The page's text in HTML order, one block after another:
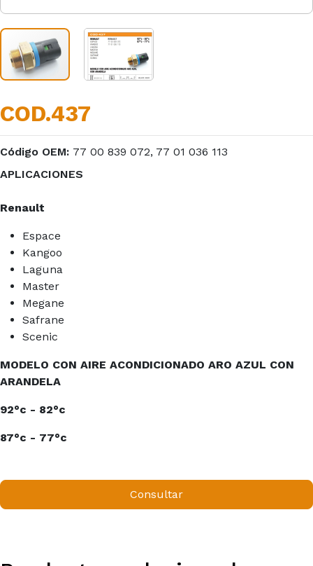
COD.437
Código OEM: 77 00 839 072, 77 01 036 113
APLICACIONES
Renault
Espace
Kangoo
Laguna
Master
Megane
Safrane
Scenic
MODELO CON AIRE ACONDICIONADO ARO AZUL CON
ARANDELA
92°c - 82°c
87°c - 77°c
Consultar